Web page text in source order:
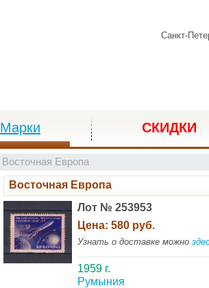
Санкт-
Марки СКИДКИ
Восточная Европа
Восточная Европа
Лот № 253953
Цена: 580 руб.
Узнать о доставке можно
1959 г.
Румыния